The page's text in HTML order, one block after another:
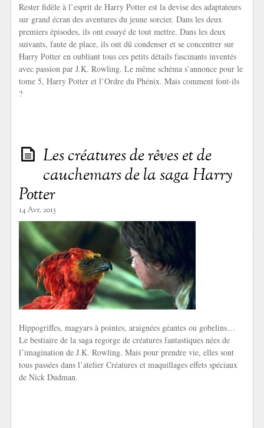
Rester fidèle à l’esprit de Harry Potter est la devise des adaptateurs
sur grand écran des aventures du jeune sorcier. Dans les deux
premiers épisodes, ils ont essayé de tout mettre. Dans les deux
suivants, faute de place, ils ont dû condenser et se concentrer sur
Harry Potter en oubliant tous ces petits détails fascinants inventés
avec passion par J.K. Rowling. Le même schéma s’annonce pour le
tome 5, Harry Potter et l’Ordre du Phénix. Mais comment font-ils
?
Les créatures de rêves et de
cauchemars de la saga Harry
Potter
14 Avr. 2015
Hippogriffes, magyars à pointes, araignées géantes ou gobelins…
Le bestiaire de la saga regorge de créatures fantastiques nées de
l’imagination de J.K. Rowling. Mais pour prendre vie, elles sont
tous passées dans l’atelier Créatures et maquillages effets spéciaux
de Nick Dudman.